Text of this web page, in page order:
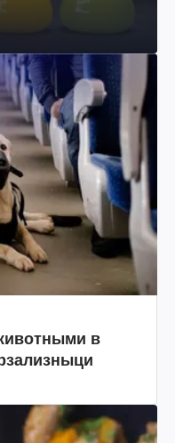
в